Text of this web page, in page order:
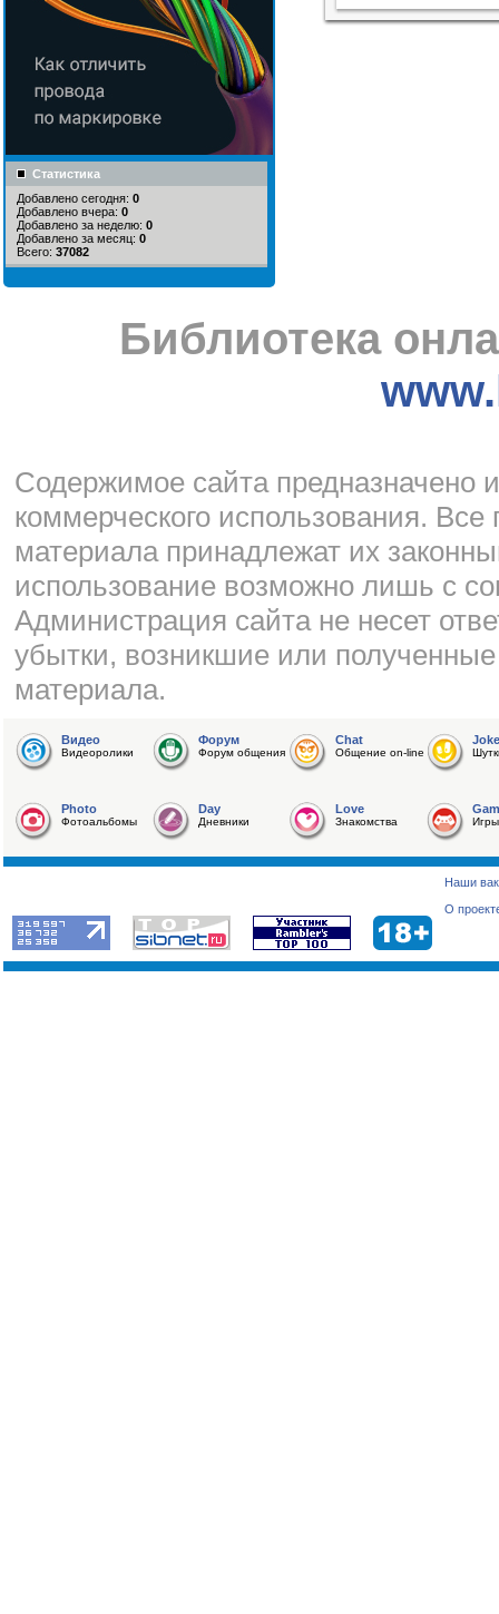
Статистика
Добавлено сегодня: 0
Добавлено вчера: 0
Добавлено за неделю: 0
Добавлено за месяц: 0
Всего: 37082
Библиотека
Cодержимое сайта предназначено
коммерческого использования.
материала принадлежат их
использование возможно лишь с
Администрация сайта не несет
убытки, возникшие или
материала.
Видео
Видеоролики
Форум
Форум общения
Chat
Общение on-line
Joke
Photo
Фотоальбомы
Day
Дневники
Love
Знакомства Игры
Наши
О